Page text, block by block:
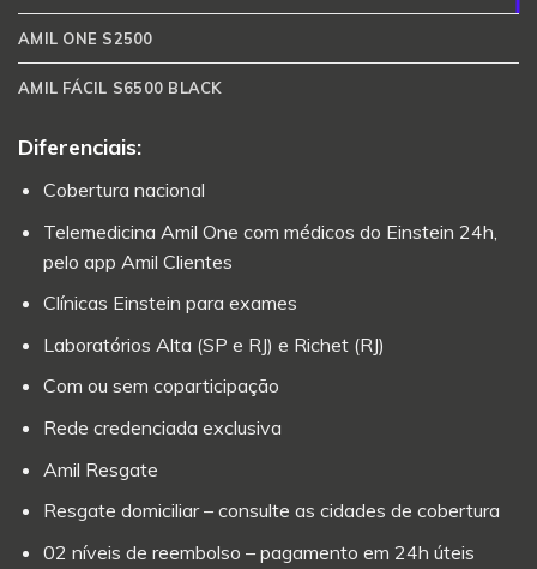
AMIL ONE S2500
AMIL FÁCIL S6500 BLACK
Diferenciais:
Cobertura nacional
Telemedicina Amil One com médicos do Einstein 24h,
pelo app Amil Clientes
Clínicas Einstein para exames
Laboratórios Alta (SP e RJ) e Richet (RJ)
Com ou sem coparticipação
Rede credenciada exclusiva
Amil Resgate
Resgate domiciliar – consulte as cidades de cobertura
02 níveis de reembolso – pagamento em 24h úteis